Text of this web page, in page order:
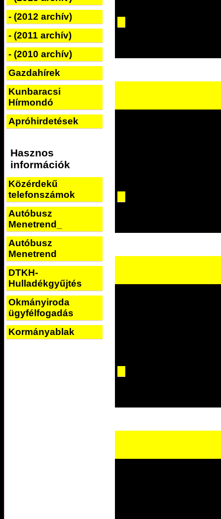
- (2012 archív)
- (2011 archív)
- (2010 archív)
Gazdahírek
Kunbaracsi
Hírmondó
Apróhirdetések
Hasznos
információk
Közérdekű
telefonszámok
Autóbusz
Menetrend_
Autóbusz
Menetrend
DTKH-
Hulladékgyűjtés
Okmányiroda
ügyfélfogadás
Kormányablak